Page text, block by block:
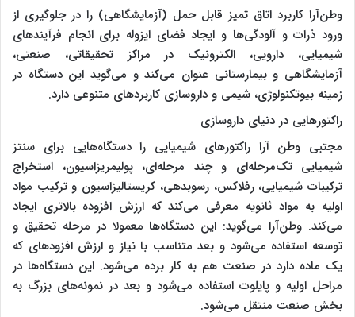
وطن‌آرا کاربرد اتاق تمیز قابل حمل (آزمایشگاهی) را در جلوگیری از
ورود ذرات و آلودگی‌ها و ایجاد فضای ایزوله برای انجام فرآیندهای
شیمیایی، دارویی، الکترونیک در مراکز تحقیقاتی، صنعتی،
آزمایشگاهی و بیمارستانی عنوان می‌کند و می‌گوید این دستگاه در
زمینه بیوتکنولوژی، شیمی و داروسازی کاربردهای متنوعی دارد.
راکتورهایی در دنیای داروسازی
مجتبی وطن آرا راکتورهای شیمیایی را دستگاه‌هایی برای سنتز
شیمیایی تک‌مرحله‌ای و چند مرحله‌ای، پولیمریزاسیون، استخراج
ترکیبات شیمیایی، رفلاکس، رسوبدهی، کریستالیزاسیون و ترکیب مواد
اولیه به مواد ثانویه معرفی می‌کند که ارزش افزوده بالاتری ایجاد
می‌کند. وطن‌‌آرا می‌گوید: این دستگاه‌ها معمولا در مرحله تحقیق و
توسعه استفاده می‌شود و بعد متناسب با نیاز و ارزش افزودهای که
یک ماده دارد در صنعت هم به کار برده می‌شود. این دستگاه‌ها در
مراحل اولیه و پایلوت استفاده می‌شود و بعد در نمونه‌های بزرگ به
بخش صنعت منتقل می‌شود.